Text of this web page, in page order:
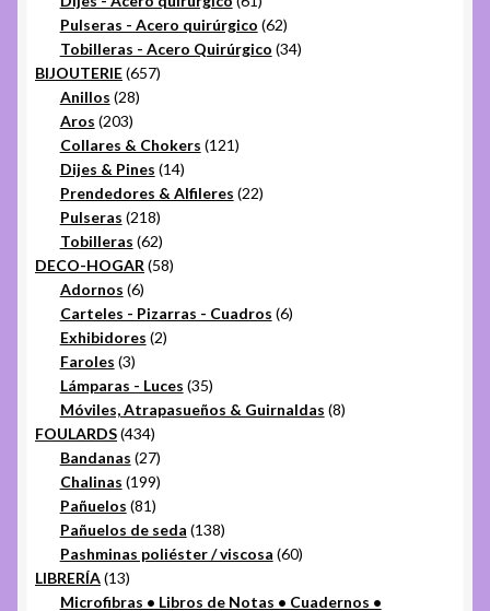
productos
Pulseras - Acero quirúrgico 6262
productos
Tobilleras - Acero Quirúrgico 3434
BIJOUTERIE 657657
Anillos 2828
Aros 203203
productos
Collares & Chokers 121121
Dijes & Pines 1414
productos
Prendedores & Alfileres 2222
Pulseras 218218
productos
Tobilleras 6262
productos
DECO-HOGAR 5858
Adornos 66
productos
Carteles - Pizarras - Cuadros 66
Exhibidores 22
Faroles 33
productos
Lámparas - Luces 3535
productos
Móviles, Atrapasueños & Guirnaldas 88
FOULARDS 434434
productos
Bandanas 2727
productos
Chalinas 199199
productos
Pañuelos 8181
productos
Pañuelos de seda 138138
productos
Pashminas poliéster / viscosa 6060
LIBRERÍA 1313
productos
Microfibras • Libros de Notas • Cuadernos •